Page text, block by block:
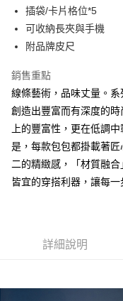
悠遊付
大哥付你分期
相關說明
1.本服務由台灣大哥大提供
2.付款方式選擇「大哥付你
流程，驗證手機門號後，
成交易。
3.實際核准額度、可分期數
4.訂單成立30分鐘內，如未
法說明評估內容。
【繳款方式說明】
AFTEE先享後付
相關說明
【關於「AFTEE先享後付」
AFTEE先享後付是「在收
便利好安心！
１．簡單：不需註冊會員、
２．便利：只要手機號碼，
２．訂單成立數日內，您將
３．收到繳費通知簡訊後
購買商品的店家。未經商家
全家取貨付款
每筆NT$60，滿
每筆NT$120
插袋/卡片格位*5
可收納長夾與手機
附品牌皮尺
銷售重點
線條藝術，品味丈量。
創造出豐富而有深度的
上的豐富性，更在低調
是，每款包包都掛載著
二的精緻感，「材質融
皆宜的穿搭利器，讓每
詳細說明